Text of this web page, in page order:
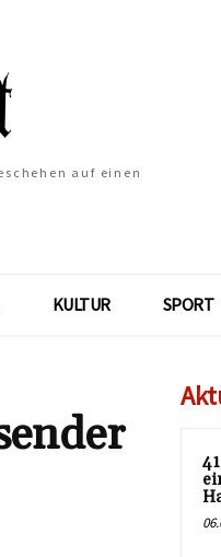
auf einen
KULTUR SPORT